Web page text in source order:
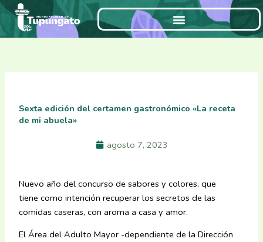
Ir
contenido
Sexta edición del certamen gastronómico «La receta
de mi abuela»
agosto 7, 2023
Nuevo año del concurso de sabores y colores, que
tiene como intención recuperar los secretos de las
comidas caseras, con aroma a casa y amor.
El Área del Adulto Mayor -dependiente de la Dirección